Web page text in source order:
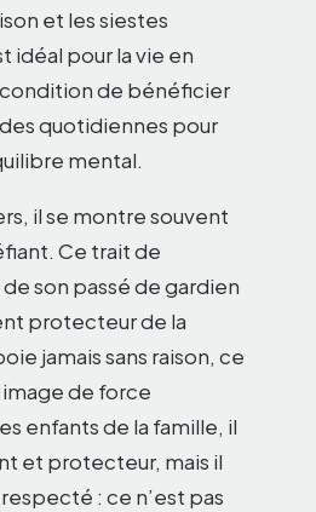
et les siestes
idéal pour la vie en
de bénéficier
quotidiennes pour
mental.
il se montre souvent
Ce trait de
son passé de gardien
protecteur de la
jamais sans raison, ce
de force
enfants de la famille, il
et protecteur, mais il
: ce n’est pas